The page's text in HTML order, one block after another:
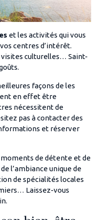
et les activités qui vous
centres d’intérêt.
visites culturelles… Saint-
façons de les
en effet être
nécessitent de
pas à contacter des
et réserver
moments de détente et de
l’ambiance unique de
de spécialités locales
Laissez-vous